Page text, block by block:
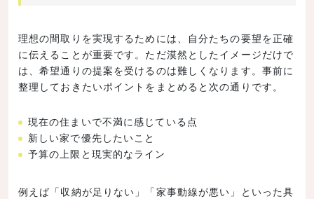
理想の間取りを実現するためには、自分たちの要望を正確
に伝えることが重要です。ただ漠然としたイメージだけで
は、希望通りの提案を受けるのは難しくなります。事前に
整理しておきたいポイントをまとめると次の通りです。
現在の住まいで不満に感じている点
新しい家で優先したいこと
予算の上限と現実的なライン
例えば「収納が足りない」「家事動線が悪い」といった具